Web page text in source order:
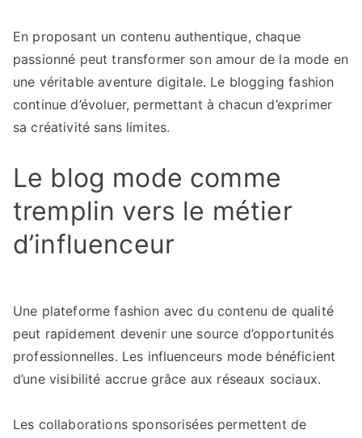
En proposant un contenu authentique, chaque
passionné peut transformer son amour de la mode en
une véritable aventure digitale. Le blogging fashion
continue d’évoluer, permettant à chacun d’exprimer
sa créativité sans limites.
Le blog mode comme
tremplin vers le métier
d’influenceur
Une plateforme fashion avec du contenu de qualité
peut rapidement devenir une source d’opportunités
professionnelles. Les influenceurs mode bénéficient
d’une visibilité accrue grâce aux réseaux sociaux.
Les collaborations sponsorisées permettent de